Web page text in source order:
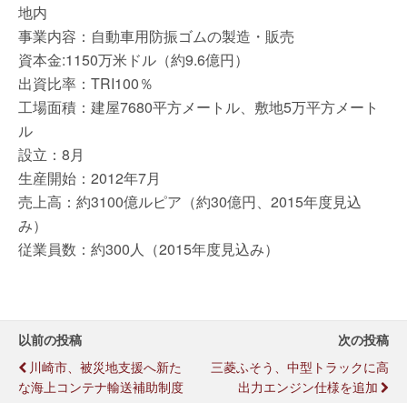
地内
事業内容：自動車用防振ゴムの製造・販売
資本金:1150万米ドル（約9.6億円）
出資比率：TRI100％
工場面積：建屋7680平方メートル、敷地5万平方メート
ル
設立：8月
生産開始：2012年7月
売上高：約3100億ルピア（約30億円、2015年度見込
み）
従業員数：約300人（2015年度見込み）
以前の投稿
川崎市、被災地支援へ新た
な海上コンテナ輸送補助制度
次の投稿
三菱ふそう、中型トラックに高
出力エンジン仕様を追加